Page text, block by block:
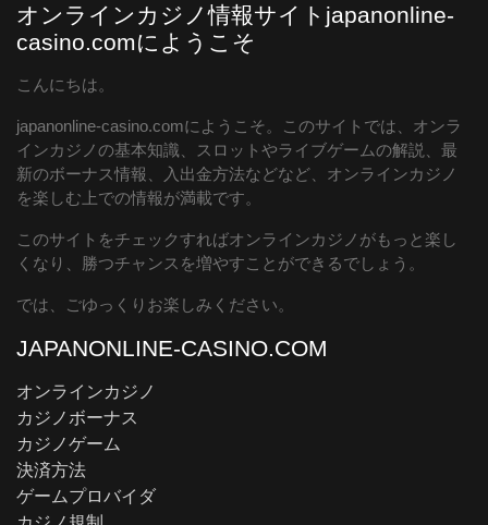
オンラインカジノ情報サイトjapanonline-
casino.comにようこそ
こんにちは。
japanonline-casino.comにようこそ。このサイトでは、オンラ
インカジノの基本知識、スロットやライブゲームの解説、最
新のボーナス情報、入出金方法などなど、オンラインカジノ
を楽しむ上での情報が満載です。
このサイトをチェックすればオンラインカジノがもっと楽し
くなり、勝つチャンスを増やすことができるでしょう。
では、ごゆっくりお楽しみください。
JAPANONLINE-CASINO.COM
オンラインカジノ
カジノボーナス
カジノゲーム
決済方法
ゲームプロバイダ